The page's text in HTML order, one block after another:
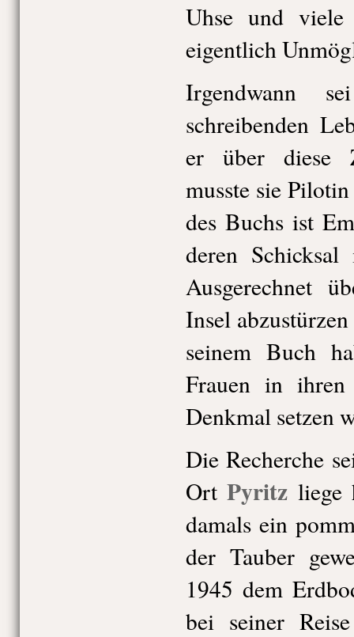
Uhse und viele
eigentlich
Irgendwann
schreibenden
er über diese
musste sie
des Buchs ist
deren
Ausgerechnet
Insel
seinem Buch
Frauen in
Denkmal setzen
Die Recherche
OrtPyritz liege
damals ein
der Tauber
1945 dem
bei seiner